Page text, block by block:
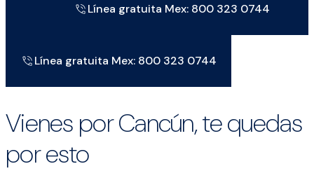
Línea gratuita Mex: 800 323 0744
Línea gratuita Mex: 800 323 0744
Vienes por Cancún, te quedas
por esto